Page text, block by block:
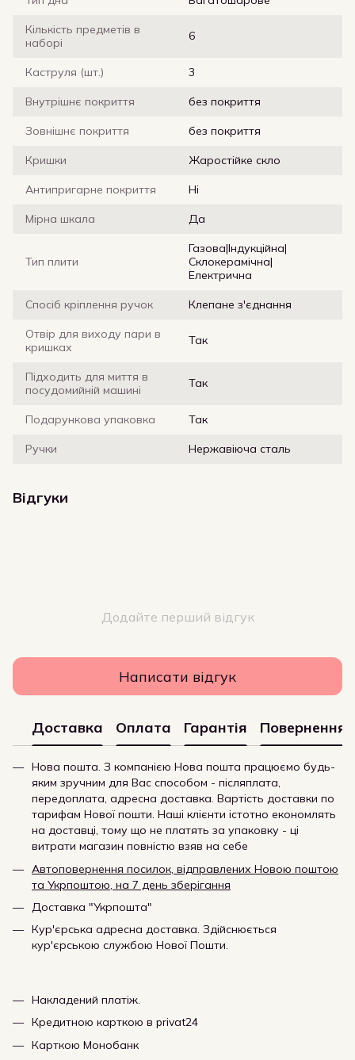
Кількість предметів в
наборі
6
Каструля (шт.) 3
Внутрішнє покриття без покриття
Зовнішнє покриття без покриття
Кришки Жаростійке скло
Антипригарне покриття Ні
Мірна шкала Да
Тип плити
Газова|Індукційна|
Склокерамічна|
Електрична
Спосіб кріплення ручок Клепане з'єднання
Отвір для виходу пари в
кришках
Так
Підходить для миття в
посудомийній машині
Так
Подарункова упаковка Так
Ручки Нержавіюча сталь
Відгуки
Додайте перший відгук
Написати відгук
Доставка Оплата Гарантія Повернення
Нова пошта. З компанією Нова пошта працюємо будь-
яким зручним для Вас способом - післяплата,
передоплата, адресна доставка. Вартість доставки по
тарифам Нової пошти. Наші клієнти істотно економлять
на доставці, тому що не платять за упаковку - ці
витрати магазин повністю взяв на себе
Автоповернення посилок, відправлених Новою поштою
та Укрпоштою, на 7 день зберігання
Доставка "Укрпошта"
Кур'єрська адресна доставка. Здійснюється
кур'єрською службою Нової Пошти.
Накладений платіж.
Кредитною карткою в privat24
Карткою Монобанк